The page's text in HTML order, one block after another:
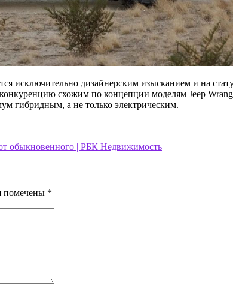
исключительно дизайнерским изысканием и на
схожим по концепции моделям Jeep
гибридным, а не только электрическим.
обыкновенного | РБК Недвижимость
помечены *